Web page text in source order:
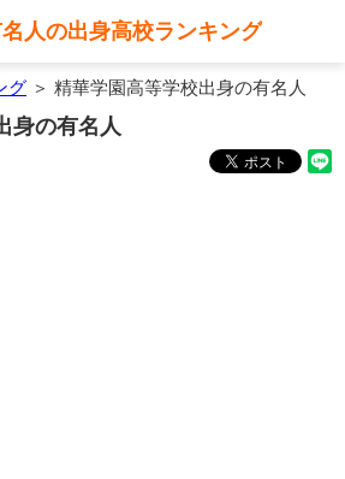
人の出身高校ランキング
グ ＞ 精華学園高等学校出身の有名人
身の有名人